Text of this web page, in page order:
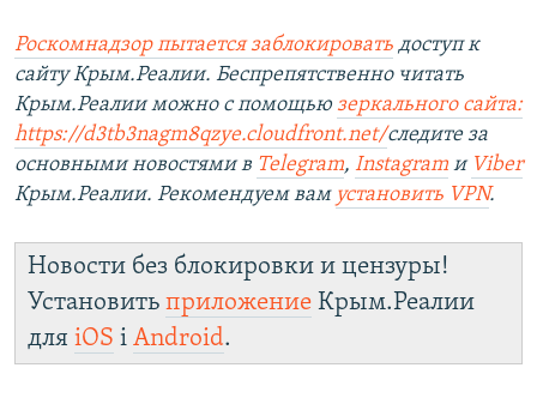
Роскомнадзор пытается заблокировать доступ к
сайту Крым.Реалии. Беспрепятственно читать
Крым.Реалии можно с помощью зеркального сайта:
https://d3tb3nagm8qzye.cloudfront.net/следите за
основными новостями в Telegram, Instagram и Viber
Крым.Реалии. Рекомендуем вам установить VPN.
Новости без блокировки и цензуры!
Установить приложение Крым.Реалии
для iOS і Android.